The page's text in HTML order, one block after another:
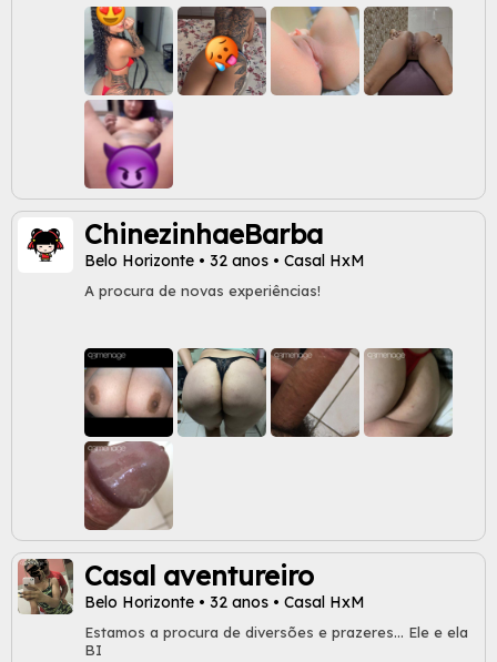
ChinezinhaeBarba
Belo Horizonte • 32 anos • Casal HxM
A procura de novas experiências!
Casal aventureiro
Belo Horizonte • 32 anos • Casal HxM
Estamos a procura de diversões e prazeres... Ele e ela
BI